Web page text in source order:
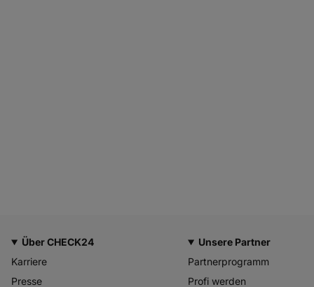
Über CHECK24
Karriere
Presse
Unsere Partner
Partnerprogramm
Profi werden